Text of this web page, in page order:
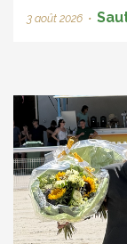
3 août 2026 •